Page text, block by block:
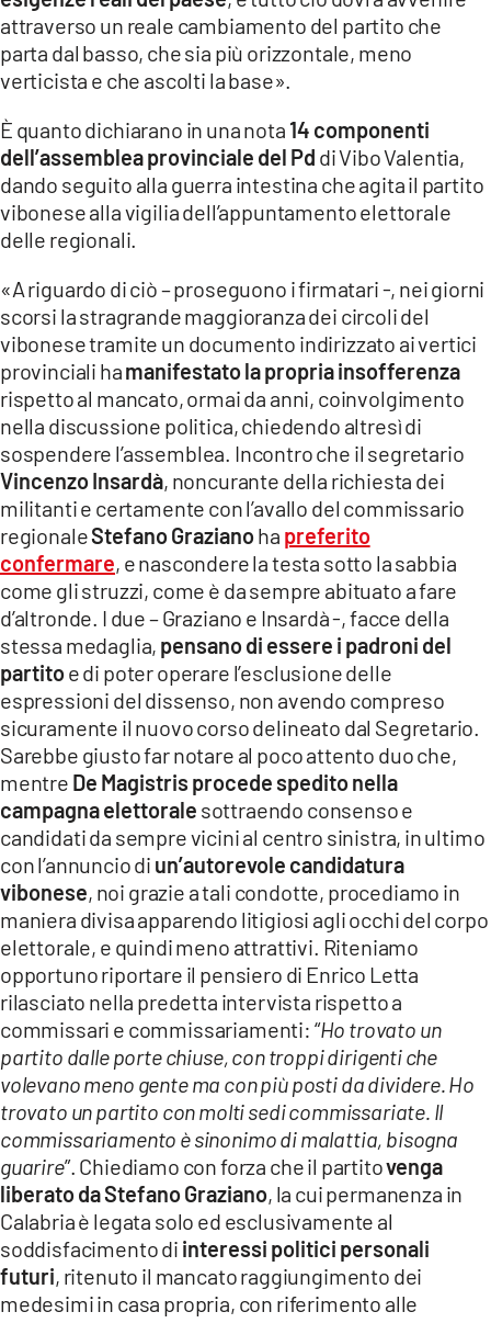
ILVIBONESE.IT
CATANZAROCHANNEL.IT
App
ANDROID
attraverso un reale cambiamento del partito che
parta dal basso, che sia più orizzontale, meno
verticista e che ascolti la base».
È quanto dichiarano in una nota 14 componenti
dell’assemblea provinciale del Pd di Vibo Valentia,
dando seguito alla guerra intestina che agita il partito
vibonese alla vigilia dell’appuntamento elettorale
delle regionali.
«A riguardo di ciò – proseguono i firmatari -, nei giorni
scorsi la stragrande maggioranza dei circoli del
vibonese tramite un documento indirizzato ai vertici
provinciali hamanifestato la propria insofferenza
rispetto al mancato, ormai da anni, coinvolgimento
nella discussione politica, chiedendo altresì di
sospendere l’assemblea. Incontro che il segretario
Vincenzo Insardà, noncurante della richiesta dei
militanti e certamente con l’avallo del commissario
regionaleStefano Grazianoha preferito
confermare, e nascondere la testa sotto la sabbia
come gli struzzi, come è da sempre abituato a fare
d’altronde. I due – Graziano e Insardà -, facce della
stessa medaglia, pensano di essere i padroni del
partitoe di poter operare l’esclusione delle
espressioni del dissenso, non avendo compreso
sicuramente il nuovo corso delineato dal Segretario.
Sarebbe giusto far notare al poco attento duo che,
mentre De Magistris procede spedito nella
campagna elettorale sottraendo consenso e
candidati da sempre vicini al centro sinistra, in ultimo
con l’annuncio di un’autorevole candidatura
vibonese, noi grazie a tali condotte, procediamo in
maniera divisa apparendo litigiosi agli occhi del corpo
elettorale, e quindi meno attrattivi. Riteniamo
opportuno riportare il pensiero di Enrico Letta
rilasciato nella predetta intervista rispetto a
commissari e commissariamenti: “Ho trovato un
partito dalle porte chiuse, con troppi dirigenti che
volevano meno gente ma con più posti da dividere. Ho
trovato un partito con molti sedi commissariate. Il
commissariamento è sinonimo di malattia, bisogna
guarire”. Chiediamo con forza che il partitovenga
liberato da Stefano Graziano, la cui permanenza in
Calabria è legata solo ed esclusivamente al
soddisfacimento di interessi politici personali
futuri, ritenuto il mancato raggiungimento dei
medesimi in casa propria, con riferimento alle